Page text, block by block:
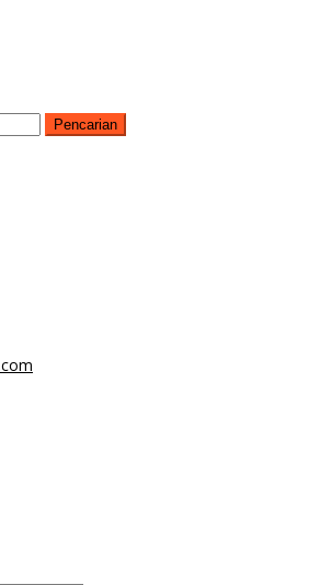
Pencarian